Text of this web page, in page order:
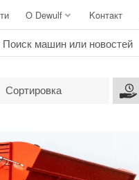
O Dewulf Koнтaкт
Сортировка